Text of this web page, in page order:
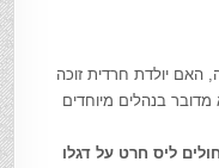
יולדת חרדית זוכה
בנהלים מיוחדים
ליס חרט על דגלו